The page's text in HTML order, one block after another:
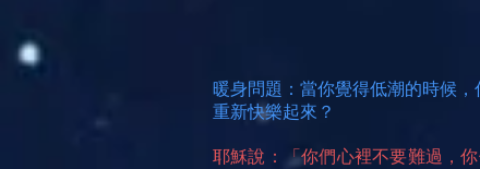
暖身問題：當你覺得低潮的時候
重新快樂起來？
耶穌說：「你們心裡不要難過，